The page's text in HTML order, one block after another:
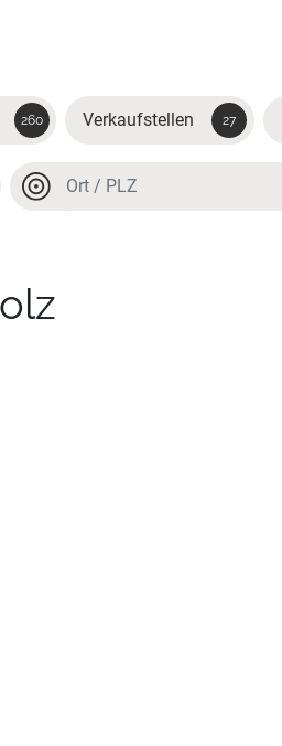
260 Verkaufstellen 27
Ort oder PLZ